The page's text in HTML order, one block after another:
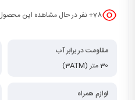
78+ نفر در حال مشاهده این
مقاومت در برابر آب
30 متر (3ATM)
لوازم همراه